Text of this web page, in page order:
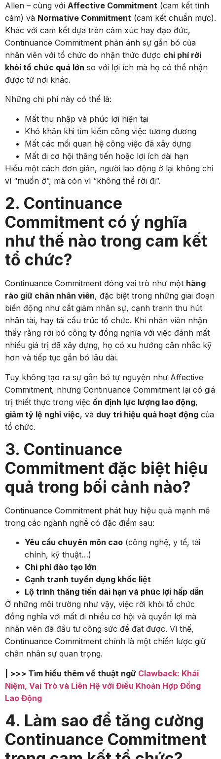
Allen – cùng với Affective Commitment (cam kết tình
cảm) và Normative Commitment (cam kết chuẩn mực).
Khác với cam kết dựa trên cảm xúc hay đạo đức,
Continuance Commitment phản ánh sự gắn bó của
nhân viên với tổ chức do nhận thức được chi phí rời
khỏi tổ chức quá lớn so với lợi ích mà họ có thể nhận
được từ nơi khác.
Những chi phí này có thể là:
Mất thu nhập và phúc lợi hiện tại
Khó khăn khi tìm kiếm công việc tương đương
Mất các mối quan hệ công việc đã xây dựng
Mất đi cơ hội thăng tiến hoặc lợi ích dài hạn
Hiểu một cách đơn giản, người lao động ở lại không chỉ
vì “muốn ở”, mà còn vì “không thể rời đi”.
2. Continuance
Commitment có ý nghĩa
như thế nào trong cam kết
tổ chức?
Continuance Commitment đóng vai trò như một hàng
rào giữ chân nhân viên, đặc biệt trong những giai đoạn
biến động như cắt giảm nhân sự, cạnh tranh thu hút
nhân tài, hay tái cấu trúc tổ chức. Khi nhân viên nhận
thấy rằng rời bỏ công ty đồng nghĩa với việc đánh mất
nhiều giá trị đã xây dựng, họ có xu hướng cân nhắc kỹ
hơn và tiếp tục gắn bó lâu dài.
Tuy không tạo ra sự gắn bó tự nguyện như Affective
Commitment, nhưng Continuance Commitment lại có giá
trị thiết thực trong việc ổn định lực lượng lao động,
giảm tỷ lệ nghỉ việc, và duy trì hiệu quả hoạt động của
tổ chức.
3. Continuance
Commitment đặc biệt hiệu
quả trong bối cảnh nào?
Continuance Commitment phát huy hiệu quả mạnh mẽ
trong các ngành nghề có đặc điểm sau:
Yêu cầu chuyên môn cao (công nghệ, y tế, tài
chính, kỹ thuật…)
Chi phí đào tạo lớn
Cạnh tranh tuyển dụng khốc liệt
Lộ trình thăng tiến dài hạn và phúc lợi hấp dẫn
Ở những môi trường như vậy, việc rời khỏi tổ chức
đồng nghĩa với mất đi nhiều cơ hội và quyền lợi mà
nhân viên đã đầu tư công sức để đạt được. Vì thế,
Continuance Commitment chính là một chiến lược giữ
chân nhân sự quan trọng.
| >>> Tìm hiểu thêm về thuật ngữ Clawback: Khái
Niệm, Vai Trò và Liên Hệ với Điều Khoản Hợp Đồng
Lao Động
4. Làm sao để tăng cường
Continuance Commitment